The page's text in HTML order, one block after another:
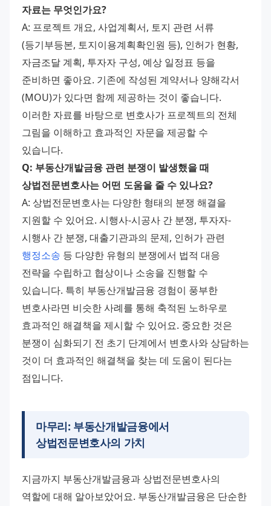
자료는 무엇인가요?
A: 프로젝트 개요, 사업계획서, 토지 관련 서류
(등기부등본, 토지이용계획확인원 등), 인허가 현황,
자금조달 계획, 투자자 구성, 예상 일정표 등을
준비하면 좋아요. 기존에 작성된 계약서나 양해각서
(MOU)가 있다면 함께 제공하는 것이 좋습니다.
이러한 자료를 바탕으로 변호사가 프로젝트의 전체
그림을 이해하고 효과적인 자문을 제공할 수
있습니다.
Q: 부동산개발금융 관련 분쟁이 발생했을 때
상법전문변호사는 어떤 도움을 줄 수 있나요?
A: 상법전문변호사는 다양한 형태의 분쟁 해결을
지원할 수 있어요. 시행사-시공사 간 분쟁, 투자자-
행정소송 등 다양한 유형의 분쟁에서 법적 대응
전략을 수립하고 협상이나 소송을 진행할 수
있습니다. 특히 부동산개발금융 경험이 풍부한
변호사라면 비슷한 사례를 통해 축적된 노하우로
효과적인 해결책을 제시할 수 있어요. 중요한 것은
분쟁이 심화되기 전 초기 단계에서 변호사와 상담하는
것이 더 효과적인 해결책을 찾는 데 도움이 된다는
점입니다.
마무리: 부동산개발금융에서
상법전문변호사의 가치
지금까지 부동산개발금융과 상법전문변호사의
역할에 대해 알아보았어요. 부동산개발금융은 단순한